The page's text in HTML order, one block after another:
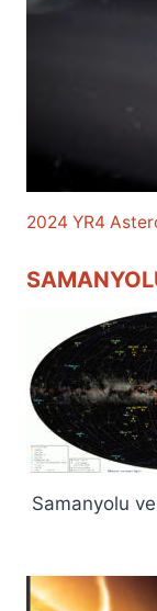
2024 YR4
Samanyolu